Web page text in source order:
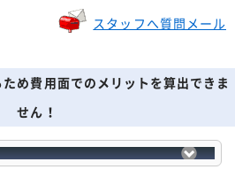
スタッフへ質問メール
め費用面でのメリットを算出できま
せん！